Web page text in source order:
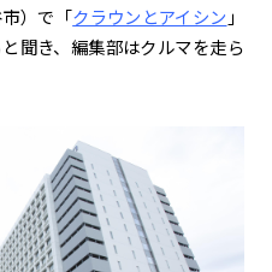
）で「クラウンとアイシン 」
聞き、編集部はクルマを走ら